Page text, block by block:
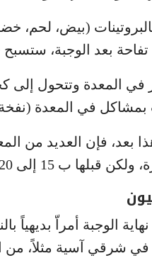
بالبروتينات (بيض،
تفاحة بعد
في المعدة وتتحول إلى
في المعدة
بعد، فإن العديد من
ب 15 إلى 20 دقيقة.
الوجبة أمراّ بديهياً
في شرقي آسية مثلاً، من